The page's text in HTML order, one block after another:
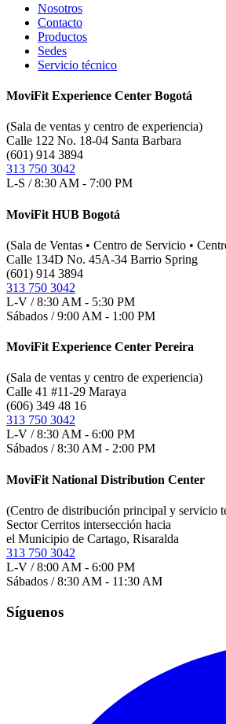
Nosotros
Contacto
Productos
Sedes
Servicio técnico
MoviFit Experience Center Bogotá
(Sala de ventas y centro de experiencia)
Calle 122 No. 18-04 Santa Barbara
(601) 914 3894
313 750 3042
L-S / 8:30 AM - 7:00 PM
MoviFit HUB Bogotá
(Sala de Ventas • Centro de Servicio •
Calle 134D No. 45A-34 Barrio Spring
(601) 914 3894
313 750 3042
L-V / 8:30 AM - 5:30 PM
Sábados / 9:00 AM - 1:00 PM
MoviFit Experience Center Pereira
(Sala de ventas y centro de experiencia)
Calle 41 #11-29 Maraya
(606) 349 48 16
313 750 3042
L-V / 8:30 AM - 6:00 PM
Sábados / 8:30 AM - 2:00 PM
MoviFit National Distribution Center
(Centro de distribución principal y servicio
Sector Cerritos intersección hacia
el Municipio de Cartago, Risaralda
313 750 3042
L-V / 8:00 AM - 6:00 PM
Sábados / 8:30 AM - 11:30 AM
Síguenos